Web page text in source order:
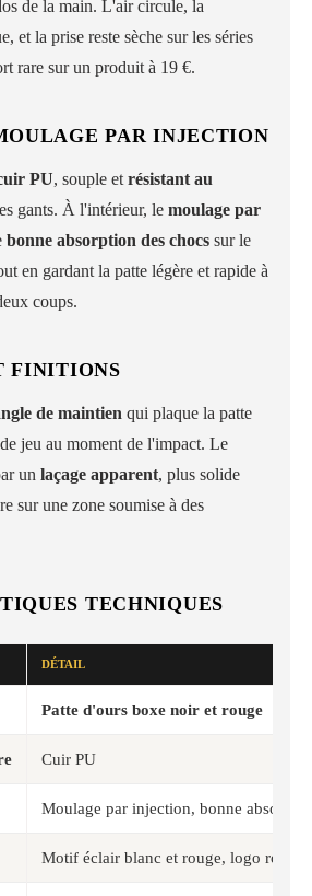
de la main. L'air circule, la
et la prise reste sèche sur les séries
rare sur un produit à 19 €.
PAR INJECTION
PU, souple et résistant au
gants. À l'intérieur, le moulage par
bonne absorption des chocs sur le
en gardant la patte légère et rapide à
coups.
FINITIONS
de maintien qui plaque la patte
jeu au moment de l'impact. Le
un laçage apparent, plus solide
sur une zone soumise à des
TECHNIQUES
DÉTAIL
Patte d'ours boxe noir et rouge
Cuir PU
Moulage par injection, bonne
Motif éclair blanc et rouge, logo rond